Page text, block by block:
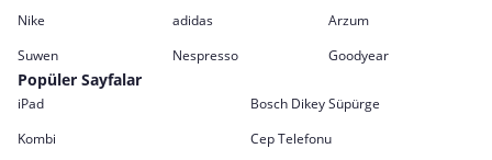
Nike adidas
Arzum
Suwen
Nespresso Goodyear
Popüler Sayfalar
iPad
Bosch Dikey Süpürge
Kombi
Cep Telefonu